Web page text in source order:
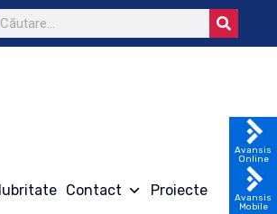
Contact Proiecte
Avansis
Online
Avansis
Mobile